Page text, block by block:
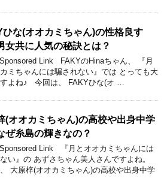
ひな(オオカミちゃん)の性格良す
女共に人気の秘訣とは？
Link FAKYのHinaちゃん、 『月
ミちゃんには騙されない』では とっても大
すよね♪ 今回は、 FAKYひな(オ …
(オオカミちゃん)の高校や出身中学
ぜ糸島の輝きなの？
Link 『月とオオカミちゃんには
い』の あずさちゃん美人さんですよね。
大原梓(オオカミちゃん)の高校や出身中学